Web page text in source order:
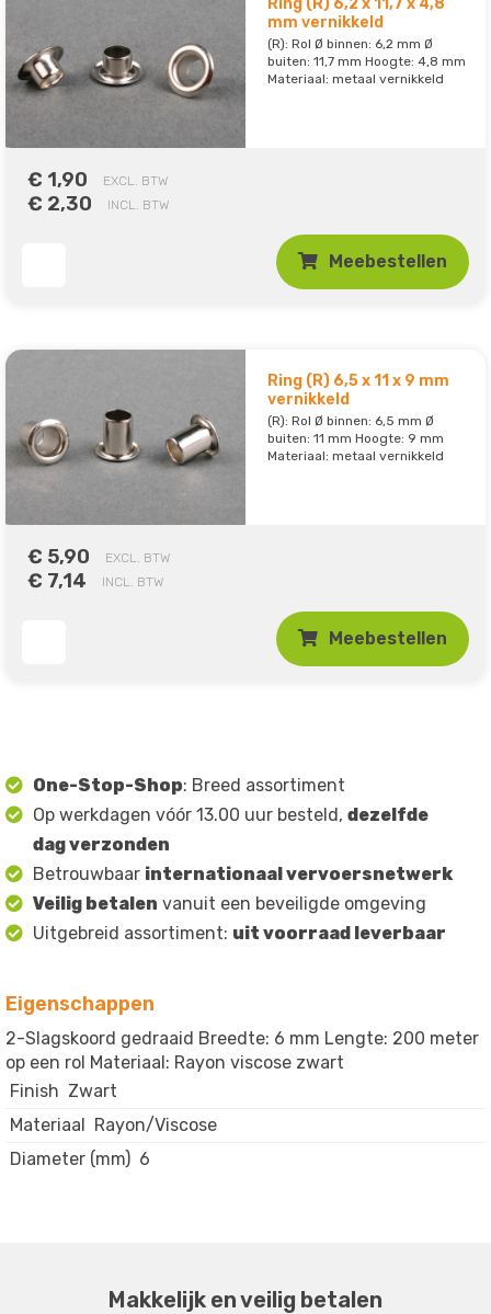
Ring (R) 6,2 x 11,7 x 4,8
mm vernikkeld
(R): Rol Ø binnen: 6,2 mm Ø
buiten: 11,7 mm Hoogte: 4,8 mm
Materiaal: metaal vernikkeld
€ 1,90 EXCL. BTW
€ 2,30 INCL. BTW
Meebestellen
Ring (R) 6,5 x 11 x 9 mm
vernikkeld
(R): Rol Ø binnen: 6,5 mm Ø
buiten: 11 mm Hoogte: 9 mm
Materiaal: metaal vernikkeld
€ 5,90 EXCL. BTW
€ 7,14 INCL. BTW
Meebestellen
One-Stop-Shop: Breed assortiment
Op werkdagen vóór 13.00 uur besteld, dezelfde
dag verzonden
Betrouwbaar internationaal vervoersnetwerk
Veilig betalen vanuit een beveiligde omgeving
Uitgebreid assortiment: uit voorraad leverbaar
Eigenschappen
2-Slagskoord gedraaid Breedte: 6 mm Lengte: 200 meter
op een rol Materiaal: Rayon viscose zwart
Finish Zwart
Materiaal Rayon/Viscose
Diameter (mm) 6
Makkelijk en veilig betalen